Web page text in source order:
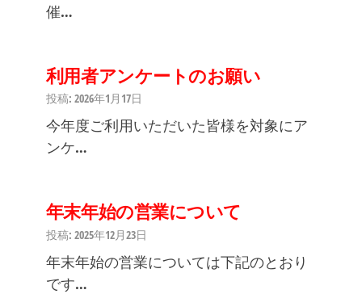
催…
利用者アンケートのお願い
投稿: 2026年1月17日
今年度ご利用いただいた皆様を対象にア
ンケ…
年末年始の営業について
投稿: 2025年12月23日
年末年始の営業については下記のとおり
です…